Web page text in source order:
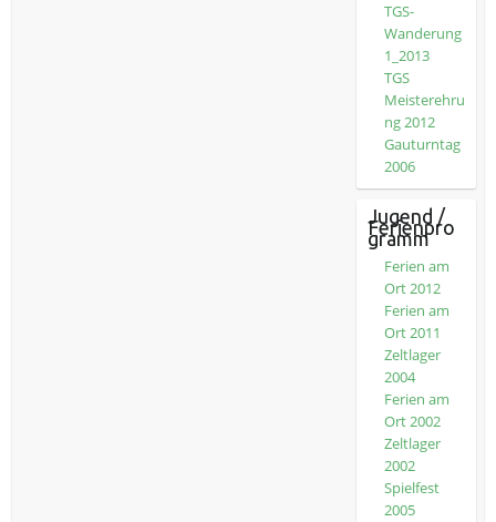
TGS-
Wanderung
1_2013
TGS
Meisterehru
ng 2012
Gauturntag
2006
Jugend /
Ferienpro
gramm
Ferien am
Ort 2012
Ferien am
Ort 2011
Zeltlager
2004
Ferien am
Ort 2002
Zeltlager
2002
Spielfest
2005